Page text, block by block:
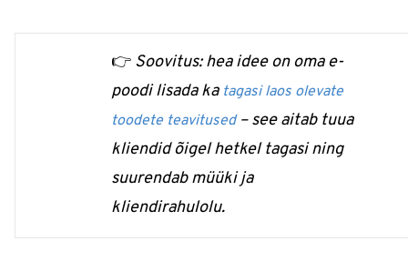
👉 Soovitus: hea idee on oma e-
poodi lisada ka tagasi laos olevate
toodete teavitused– see aitab tuua
kliendid õigel hetkel tagasi ning
suurendab müüki ja
kliendirahulolu.